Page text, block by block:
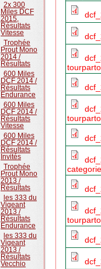
2x 300
Miles DCF
2015,
Résultats
Vitesse
Trophée
Prout Mono
2014 /
Résultats
600 Miles
DCF 2014 /
Résultats
Endurance
600 Miles
DCF 2014 /
Résultats
Vitesse
600 Miles
DCF 2014 /
Résultats
Invités
Trophée
Prout Mono
2013 /
Résultats
les 333 du
Vigeant
2013 /
Résultats
Endurance
les 333 du
Vigeant
2013 /
Résultats
Vecchio